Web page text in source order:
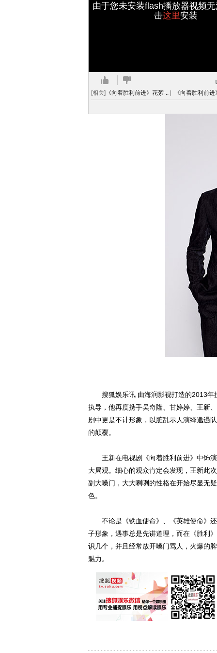
由于您未安装flash播放器视频
击这里安装
[相关] 《向着胜利前进》花絮-.. 《向着胜利前
搜狐娱乐讯 由海润影视打造的2013年
执导，他再度携手吴奇隆、甘婷婷、王新
剧中更是不计形象，以脏乱示人演绎邋遢
的颠覆。
王新在电视剧《向着胜利前进》中饰演
大局观。细心的观众肯定会发现，王新此
副大嗓门，大大咧咧的性格在开始尽显无
色。
不论是《铁血使命》、《英雄使命》还
子形象，遇事总是先讲道理，而在《胜利
识几个，并且经常放开嗓门骂人，火爆的
魅力。